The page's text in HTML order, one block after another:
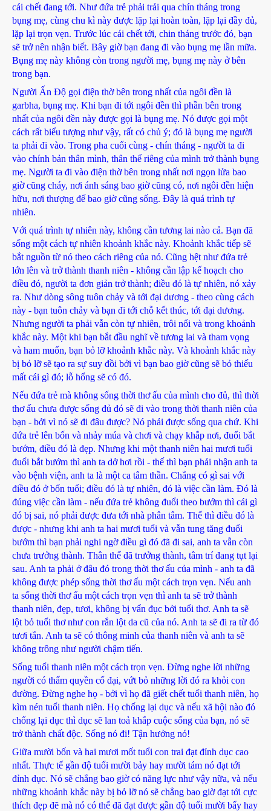
cái chết đang tới. Như đứa trẻ phải trải qua chín tháng trong
bụng mẹ, cùng chu kì này được lặp lại hoàn toàn, lặp lại đầy đủ,
lặp lại trọn vẹn. Trước lúc cái chết tới, chin tháng trước đó, bạn
sẽ trở nên nhận biết. Bây giờ bạn đang đi vào bụng mẹ lần mữa.
Bụng mẹ này không còn trong người mẹ, bụng mẹ này ở bên
trong bạn.
Người Ấn Độ gọi điện thờ bên trong nhất của ngôi đền là
garbha, bụng mẹ. Khi bạn đi tới ngôi đền thì phần bên trong
nhất của ngôi đền này được gọi là bụng mẹ. Nó được gọi một
cách rất biểu tượng như vậy, rất có chủ ý; đó là bụng mẹ người
ta phải đi vào. Trong pha cuối cùng - chín tháng - người ta đi
vào chính bản thân mình, thân thể riêng của mình trở thành bụng
mẹ. Người ta đi vào điện thờ bên trong nhất nơi ngọn lửa bao
giờ cũng cháy, nơi ánh sáng bao giờ cũng có, nơi ngôi đền hiện
hữu, nơi thượng đế bao giờ cũng sống. Đây là quá trình tự
nhiên.
Với quá trình tự nhiên này, không cần tương lai nào cả. Bạn đã
sống một cách tự nhiên khoảnh khắc này. Khoảnh khắc tiếp sẽ
bắt nguồn từ nó theo cách riêng của nó. Cũng hệt như đứa trẻ
lớn lên và trở thành thanh niên - không cần lập kế hoạch cho
điều đó, người ta đơn giản trở thành; điều đó là tự nhiên, nó xảy
ra. Như dòng sông tuôn chảy và tới đại dương - theo cùng cách
này - bạn tuôn chảy và bạn đi tới chỗ kết thúc, tới đại dương.
Nhưng người ta phải vẫn còn tự nhiên, trôi nổi và trong khoảnh
khắc này. Một khi bạn bắt đầu nghĩ về tương lai và tham vọng
và ham muốn, bạn bỏ lỡ khoảnh khắc này. Và khoảnh khắc này
bị bỏ lỡ sẽ tạo ra sự suy đồi bởi vì bạn bao giờ cũng sẽ bỏ thiếu
mất cái gì đó; lỗ hổng sẽ có đó.
Nếu đứa trẻ mà không sống thời thơ ấu của mình cho đủ, thì thời
thơ ấu chưa được sống đủ đó sẽ đi vào trong thời thanh niên của
bạn - bởi vì nó sẽ đi đâu được? Nó phải được sống qua chứ. Khi
đứa trẻ lên bốn và nhảy múa và chơi và chạy khắp nơi, đuổi bắt
bướm, điều đó là đẹp. Nhưng khi một thanh niên hai mươi tuổi
đuổi bắt bướm thì anh ta dở hơi rồi - thế thì bạn phải nhận anh ta
vào bệnh viện, anh ta là một ca tâm thần. Chẳng có gì sai với
điều đó ở bốn tuổi; điều đó là tự nhiên, đó là việc cần làm. Đó là
đúng việc cần làm - nếu đứa trẻ không đuổi theo bướm thì cái gì
đó bị sai, nó phải được đưa tới nhà phân tâm. Thế thì điều đó là
được - nhưng khi anh ta hai mươi tuổi và vẫn tung tăng đuổi
bướm thì bạn phải nghi ngờ điều gì đó đã đi sai, anh ta vẫn còn
chưa trưởng thành. Thân thể đã trưởng thành, tâm trí đang tụt lại
sau. Anh ta phải ở đâu đó trong thời thơ ấu của mình - anh ta đã
không được phép sống thời thơ ấu một cách trọn vẹn. Nếu anh
ta sống thời thơ ấu một cách trọn vẹn thì anh ta sẽ trở thành
thanh niên, đẹp, tươi, không bị vẩn đục bởi tuổi thơ. Anh ta sẽ
lột bỏ tuổi thơ như con rắn lột da cũ của nó. Anh ta sẽ đi ra từ đó
tươi tắn. Anh ta sẽ có thông minh của thanh niên và anh ta sẽ
không trông như người chậm tiến.
Sống tuổi thanh niên một cách trọn vẹn. Đừng nghe lời những
người có thẩm quyền cổ đại, vứt bỏ những lời đó ra khỏi con
đường. Đừng nghe họ - bởi vì họ đã giết chết tuổi thanh niên, họ
kìm nén tuổi thanh niên. Họ chống lại dục và nếu xã hội nào đó
chống lại dục thì dục sẽ lan toả khắp cuộc sống của bạn, nó sẽ
trở thành chất độc. Sống nó đi! Tận hưởng nó!
Giữa mười bốn và hai mươi mốt tuổi con trai đạt đỉnh dục cao
nhất. Thực tế gần độ tuổi mười bảy hay mười tám nó đạt tới
đỉnh dục. Nó sẽ chẳng bao giờ có năng lực như vậy nữa, và nếu
những khoảnh khắc này bị bỏ lỡ nó sẽ chẳng bao giờ đạt tới cực
thích đẹp đẽ mà nó có thể đã đạt được gần độ tuổi mười bẩy hay